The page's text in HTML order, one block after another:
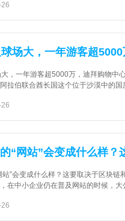
场大，一年游客超
，一年游客超5000万，迪拜购物中
拉伯联合酋长国这个位于沙漠中的
“网站”会变成什么样？
站”会变成什么样？这要取决于区块
在中小企业仍在普及网站的时候，